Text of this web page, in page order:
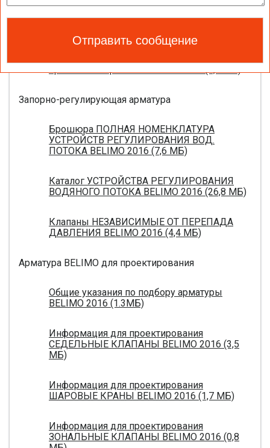
Каталог ЭЛЕКТРОПРИВОДЫ ДЛЯ
ВОЗДУШНЫХ ЗАСЛОНОК BELIMO 2016 (18,2
противопожарных клапанов 2015 (0,8 МБ)
Запорно-регулирующая арматура
Брошюра ПОЛНАЯ НОМЕНКЛАТУРА
УСТРОЙСТВ РЕГУЛИРОВАНИЯ ВОД.
ПОТОКА BELIMO 2016 (7,6 МБ)
Каталог УСТРОЙСТВА РЕГУЛИРОВАНИЯ
ВОДЯНОГО ПОТОКА BELIMO 2016 (26,8 МБ)
Клапаны НЕЗАВИСИМЫЕ ОТ ПЕРЕПАДА
ДАВЛЕНИЯ BELIMO 2016 (4,4 МБ)
Арматура BELIMO для проектирования
Общие указания по подбору арматуры
BELIMO 2016 (1.3МБ)
Информация для проектирования
СЕДЕЛЬНЫЕ КЛАПАНЫ BELIMO 2016 (3,5
МБ)
Информация для проектирования
ШАРОВЫЕ КРАНЫ BELIMO 2016 (1,7 МБ)
Информация для проектирования
ЗОНАЛЬНЫЕ КЛАПАНЫ BELIMO 2016 (0,8